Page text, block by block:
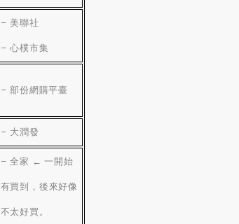
– 美聯社
–心樸市集
–部份網購平臺
– 大潤發
–全家 ← 一開始
有買到 ， 後來好像
不太好買 。